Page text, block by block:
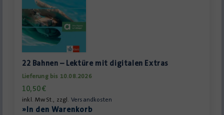
22 Bahnen – Lektüre mit digitalen Extras
Lieferung bis 10.08.2026
10,50€
inkl. MwSt., zzgl. Versandkosten
»In den Warenkorb